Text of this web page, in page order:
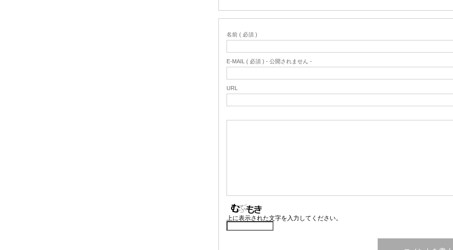
名前 ( 必須 )
E-MAIL ( 必須 ) - 公開されません -
URL
上に表示された文字を入力してください。